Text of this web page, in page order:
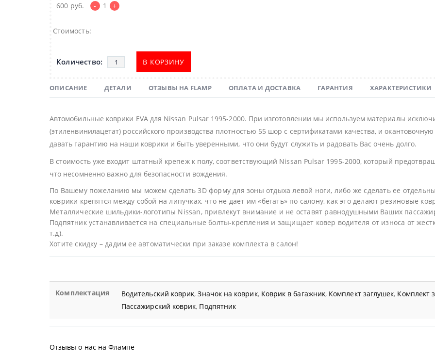
600 руб. - 1 +
Стоимость:
В КОРЗИНУ
ОПИСАНИЕ ДЕТАЛИ ОТЗЫВЫ НА FLAMP ОПЛАТА И ДОСТАВКА ГАРАНТИЯ ХАРАКТЕРИСТИКИ
Автомобильные коврики EVA для Nissan Pulsar 1995-2000. При изготовлении мы используем материалы
(этиленвинилацетат) российского производства плотностью 55 шор с сертификатами качества, и
давать гарантию на наши коврики и быть уверенными, что они будут служить и радовать Вас очень долго.
В стоимость уже входит штатный крепеж к полу, соответствующий Nissan Pulsar 1995-2000, который
что несомненно важно для безопасности вождения.
По Вашему пожеланию мы можем сделать 3D форму для зоны отдыха левой ноги, либо же сделать ее
коврики крепятся между собой на липучках, что не дает им «бегать» по салону, как это делают резиновые
Металлические шильдики-логотипы Nissan, привлекут внимание и не оставят равнодушными Ваших
Подпятник устанавливается на специальные болты-крепления и защищает ковер водителя от износа от
т.д).
Хотите скидку – дадим ее автоматически при заказе комплекта в салон!
Комплектация Водительский коврик,Значок на коврик, Коврик в багажник, Комплект заглушек, Комплект
Пассажирский коврик, Подпятник
Отзывы о нас на Флампе